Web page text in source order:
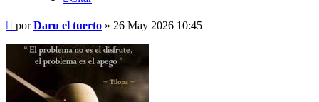
Mensaje
porDaru el tuerto » 26 May 2026 10:45